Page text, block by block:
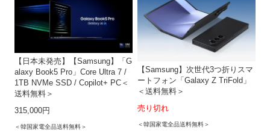
【日本未発売】【Samsung】「G
alaxy Book5 Pro」Core Ultra 7 /
1TB NVMe SSD / Copilot+ PC＜
送料無料＞
315,000円
＜韓国家電全品送料無料＞
【Samsung】次世代3つ折りスマ
ートフォン「Galaxy Z TriFold」
＜送料無料＞
売り切れ
＜韓国家電全品送料無料＞